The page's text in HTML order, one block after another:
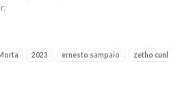
2023 ernesto sampaio zetho cunha